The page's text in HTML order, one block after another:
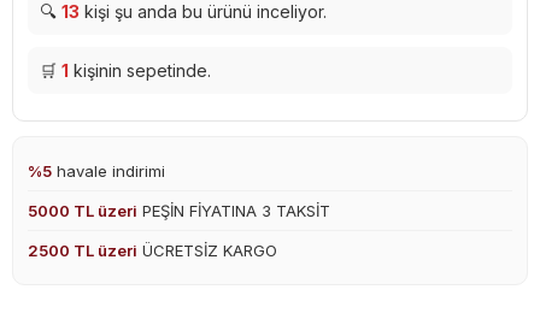
🔍 13 kişi şu anda bu ürünü inceliyor.
🛒 1 kişinin sepetinde.
%5 havale indirimi
5000 TL üzeri PEŞİN FİYATINA 3 TAKSİT
2500 TL üzeri ÜCRETSİZ KARGO